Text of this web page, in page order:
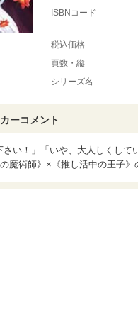
ISBNコード
税込価格
頁数・縦
シリーズ名
ーコメント
さい！」「いや、大人しくし
魔術師》×《推し活中の王子》